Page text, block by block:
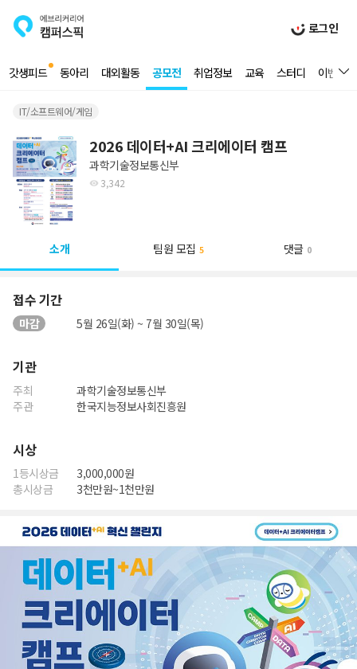
로그인
갓생피드 동아리 대외활동 공모전 취업정보 교육 스터디 이벤트
IT/소프트웨어/게임
2026 데이터+AI 크리에이터 캠프
과학기술정보통신부
3,342
소개 팀원 모집 5 댓글 0
접수 기간
마감 5월 26일(화) ~ 7월 30일(목)
기관
주최
과학기술정보통신부
주관
한국지능정보사회진흥원
시상
1등시상금
3,000,000원
총시상금
3천만원~1천만원